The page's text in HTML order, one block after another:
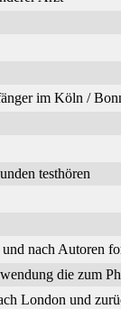
im Köln /
testhören
nach Autoren
die zum
London und